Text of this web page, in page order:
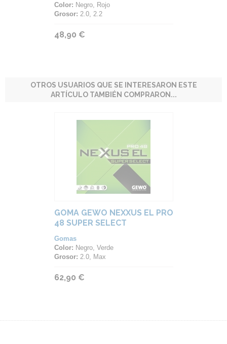
Color: Negro, Rojo
Grosor: 2.0, 2.2
48,90 €
OTROS USUARIOS QUE SE INTERESARON ESTE
ARTÍCULO TAMBIÉN COMPRARON...
GOMA GEWO NEXXUS EL PRO
48 SUPER SELECT
Gomas
Color: Negro, Verde
Grosor: 2.0, Max
62,90 €